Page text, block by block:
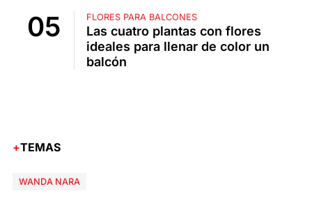
FLORES PARA BALCONES
Las cuatro plantas con flores
ideales para llenar de color un
balcón
TEMAS
WANDA NARA